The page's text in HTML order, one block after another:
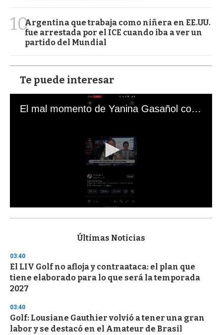
10Argentina que trabaja como niñera en EE.UU.
fue arrestada por el ICE cuando iba a ver un
partido del Mundial
Te puede interesar
El mal momento de Yanina Gasañol con un hincha argentino en "Subrayado"
s
d
s
o
f
3
s
e
c
o
Últimas Noticias
03:40
El LIV Golf no afloja y contraataca: el plan que
tiene elaborado para lo que será la temporada
2027
03:40
Golf: Lousiane Gauthier volvió a tener una gran
labor y se destacó en el Amateur de Brasil